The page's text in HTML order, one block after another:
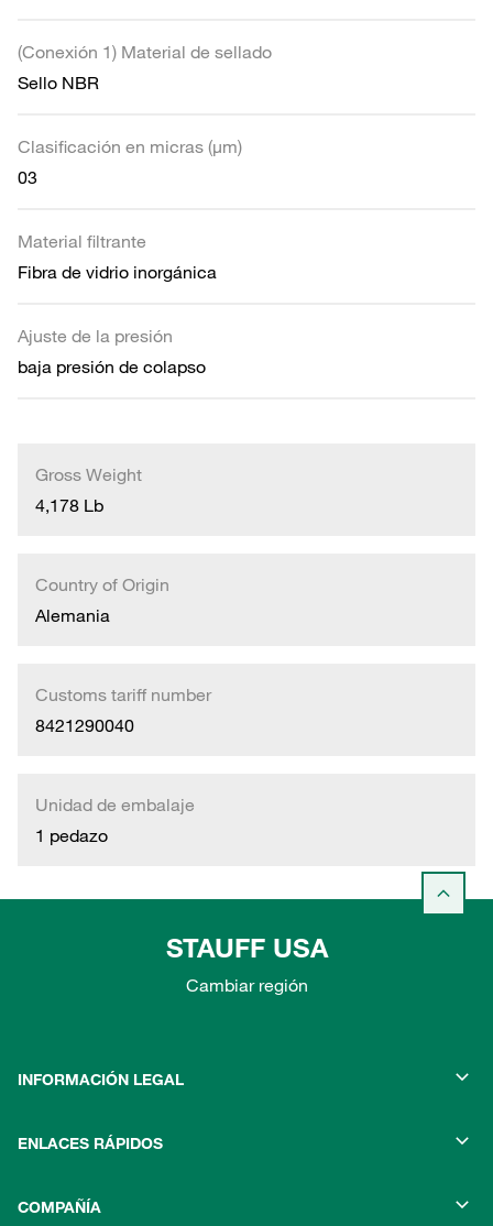
(Conexión 1) Material de sellado
Sello NBR
Clasificación en micras (µm)
03
Material filtrante
Fibra de vidrio inorgánica
Ajuste de la presión
baja presión de colapso
Gross Weight
4,178 Lb
Country of Origin
Alemania
Customs tariff number
8421290040
Unidad de embalaje
1 pedazo
STAUFF USA
Cambiar región
INFORMACIÓN LEGAL
ENLACES RÁPIDOS
COMPAÑÍA